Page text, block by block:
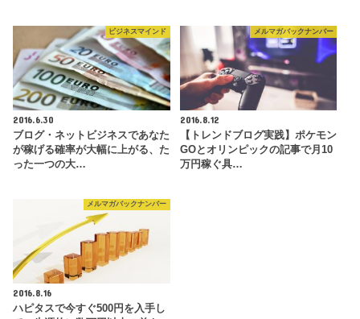
ビジネスマインド
2016.6.30
ブログ・ネットビジネスであなた
が稼げる確率が大幅に上がる、た
った一つの大…
メルマガバックナンバー
2016.8.12
【トレンドブログ実践】ポケモン
GOとオリンピックの記事で月10
万円稼ぐ具…
メルマガバックナンバー
2016.8.16
ハピタスで今すぐ500円を入手し